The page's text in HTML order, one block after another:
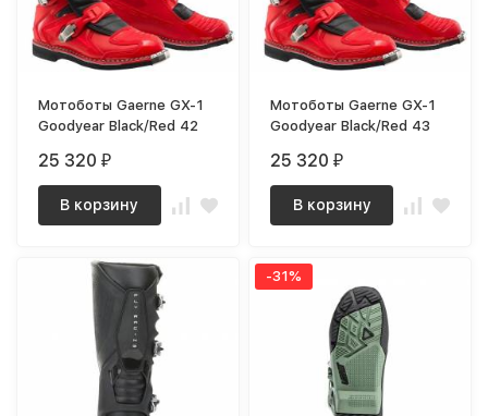
Мотоботы Gaerne GX-1
Goodyear Black/Red 42
25 320₽
В корзину
Мотоботы Gaerne GX-1
Goodyear Black/Red 43
25 320₽
В корзину
-31%